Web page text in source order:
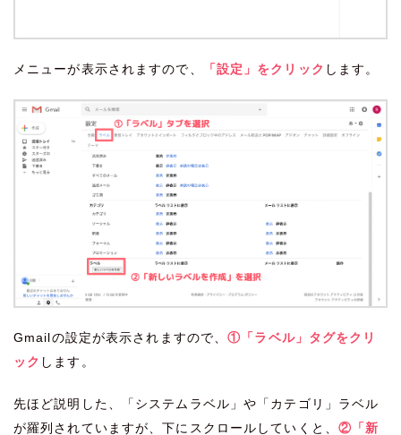
メニューが表示されますので、 「設定」をクリック します。
Gmailの設定が表示されますので、①「ラベル」タグをクリ
ック します。
先ほど説明した、「システムラベル」や「カテゴリ」ラベル
が羅列されていますが、下にスクロールしていくと、 ②「新